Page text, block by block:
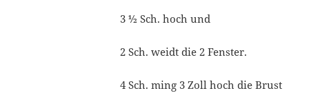
3 ½ Sch. hoch und
2 Sch. weidt die 2 Fenster.
4 Sch. ming 3 Zoll hoch die Brust